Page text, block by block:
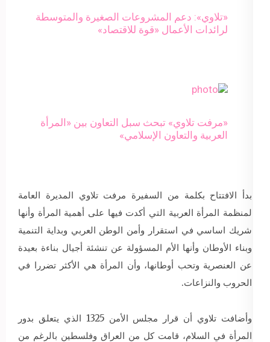
«تلاوي»: دعم المشروعات الصغيرة والمتوسطة
لرائدات الأعمال «قوة للاقتصاد»
«مرفت تلاوي» تبحث سبل التعاون بين «المرأة
العربية والتعاون الإسلامي»
بدأ الافتتاح بكلمة من السفيرة مرفت تلاوي المديرة العامة
لمنظمة المرأة العربية التي أكدت فيها على أهمية المرأة وأنها
شريك اساسي في استقرار وأمن الوطن العربي وبداية التنمية
وبناء الأوطان وأنها الأم المسؤولة عن تنشئة أجيال بناءة بعيدة
عن العنصرية وتحب أوطانها، وأن المرأة هي الأكثر تضررا في
الحروب والنزاعات.
وأضافت تلاوي أن قرار مجلس الأمن 1325 الذي يتعلق بدور
المرأة في السلام، قامت كل من العراق وفلسطين بالرغم من